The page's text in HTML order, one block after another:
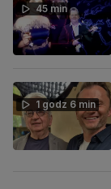
45 min
1 godz 6 min